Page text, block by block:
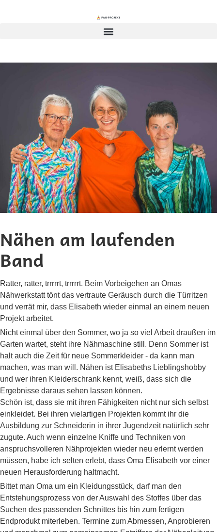
Nähen am laufenden
Band
Ratter, ratter, trrrrrt, trrrrrt. Beim Vorbeigehen an Omas
Nähwerkstatt tönt das vertraute Geräusch durch die Türritzen
und verrät mir, dass Elisabeth wieder einmal an einem neuen
Projekt arbeitet.
Nicht einmal über den Sommer, wo ja so viel Arbeit draußen im
Garten wartet, steht ihre Nähmaschine still. Denn Sommer ist
halt auch die Zeit für neue Sommerkleider - da kann man
machen, was man will. Nähen ist Elisabeths Lieblingshobby
und wer ihren Kleiderschrank kennt, weiß, dass sich die
Ergebnisse daraus sehen lassen können.
Schön ist, dass sie mit ihren Fähigkeiten nicht nur sich selbst
einkleidet. Bei ihren vielartigen Projekten kommt ihr die
Ausbildung zur Schneiderin in ihrer Jugendzeit natürlich sehr
zugute. Auch wenn einzelne Kniffe und Techniken von
anspruchsvolleren Nähprojekten wieder neu erlernt werden
müssen, habe ich selten erlebt, dass Oma Elisabeth vor einer
neuen Herausforderung haltmacht.
Bittet man Oma um ein Kleidungsstück, darf man den
Entstehungsprozess von der Auswahl des Stoffes über das
Suchen des passenden Schnittes bis hin zum fertigen
Endprodukt miterleben. Termine zum Abmessen, Anprobieren